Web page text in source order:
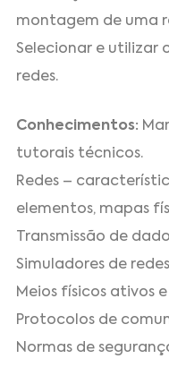
montagem de uma
Selecionar e utilizar
redes.
Conhecimentos:
tutorais técnicos.
Redes –
elementos, mapas
Transmissão de
Simuladores de redes
Meios físicos ativos
Protocolos de
Normas de